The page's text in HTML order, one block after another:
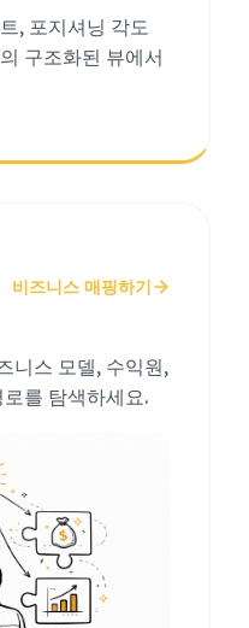
, 포지셔닝 각도
구조화된 뷰에서
비즈니스 매핑하기
니스 모델, 수익원,
를 탐색하세요.